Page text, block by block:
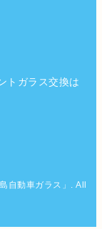
トガラス交換は
自動車ガラス」 . All